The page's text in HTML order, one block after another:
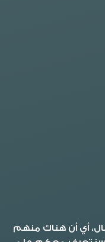
بين الأطفال، أي أن هناك منهم